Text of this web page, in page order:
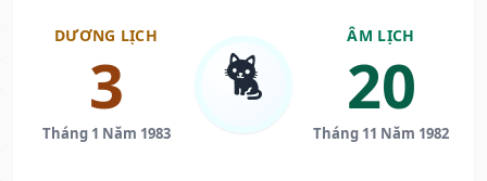
DƯƠNG LỊCH
3
Tháng 1 Năm 1983
🐈
ÂM LỊCH
20
Tháng 11 Năm 1982